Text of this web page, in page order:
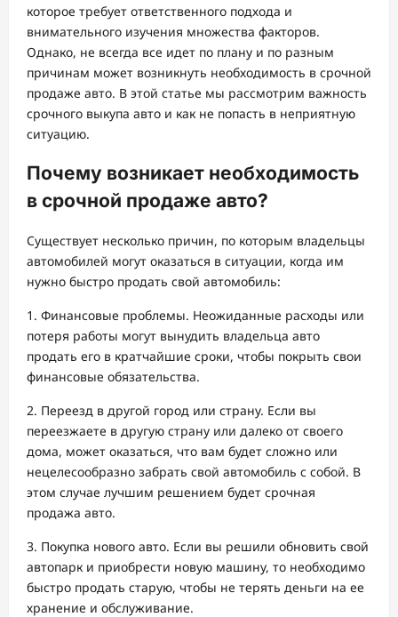
которое требует ответственного подхода и
внимательного изучения множества факторов.
Однако, не всегда все идет по плану и по разным
причинам может возникнуть необходимость в срочной
продаже авто. В этой статье мы рассмотрим важность
срочного выкупа авто и как не попасть в неприятную
ситуацию.
Почему возникает необходимость
в срочной продаже авто?
Существует несколько причин, по которым владельцы
автомобилей могут оказаться в ситуации, когда им
нужно быстро продать свой автомобиль:
1. Финансовые проблемы. Неожиданные расходы или
потеря работы могут вынудить владельца авто
продать его в кратчайшие сроки, чтобы покрыть свои
финансовые обязательства.
2. Переезд в другой город или страну. Если вы
переезжаете в другую страну или далеко от своего
дома, может оказаться, что вам будет сложно или
нецелесообразно забрать свой автомобиль с собой. В
этом случае лучшим решением будет срочная
продажа авто.
3. Покупка нового авто. Если вы решили обновить свой
автопарк и приобрести новую машину, то необходимо
быстро продать старую, чтобы не терять деньги на ее
хранение и обслуживание.